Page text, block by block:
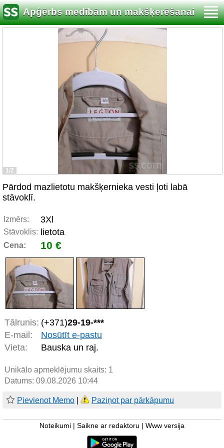
Apģērbs medībām un makšķerēšanai
1/2
Pārdod mazlietotu makšķernieka vesti ļoti labā
stāvoklī.
Izmērs: 3Xl
Stāvoklis: lietota
Cena: 10 €
Tālrunis: (+371)29-19-***
E-mail:
Nosūtīt e-pastu
Vieta:
Bauska un raj.
Unikālo apmeklējumu skaits: 1
Datums: 09.08.2026 10:44
Pievienot Memo Paziņot par pārkāpumu
Noteikumi Saikne ar redaktoru Www versija